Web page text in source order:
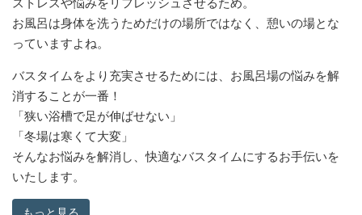
ストレスや悩みをリフレッシュさせるため。
お風呂は身体を洗うためだけの場所ではなく、憩いの場とな
っていますよね。
バスタイムをより充実させるためには、お風呂場の悩みを解
消することが一番！
「狭い浴槽で足が伸ばせない」
「冬場は寒くて大変」
そんなお悩みを解消し、快適なバスタイムにするお手伝いを
いたします。